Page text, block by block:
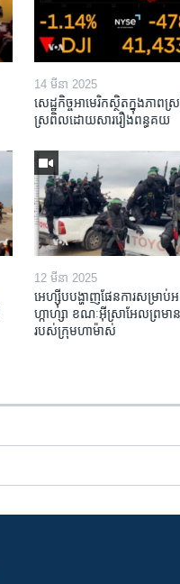
14 មីនា 2025
សេដ្ឋកិច្ច​អាមេរិក​ស្ថិត​ក្នុង​ភាពស្
ស្រពិល​ដោយសារ​រឿង​ពន្ធគយ
12 មីនា 2025
អេហ្ស៊ីប​បង្ហាញ​ផែនការ​សម្រាប់​
ហ្កាហ្សា ខណៈ​អ៊ីស្រាអែល​ព្រមា
របស់​ក្រុម​ហាម៉ាស់